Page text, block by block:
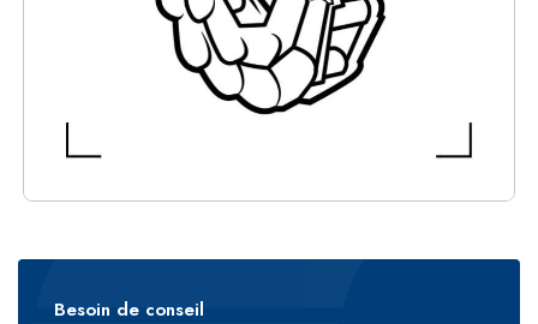
Besoin de conseil